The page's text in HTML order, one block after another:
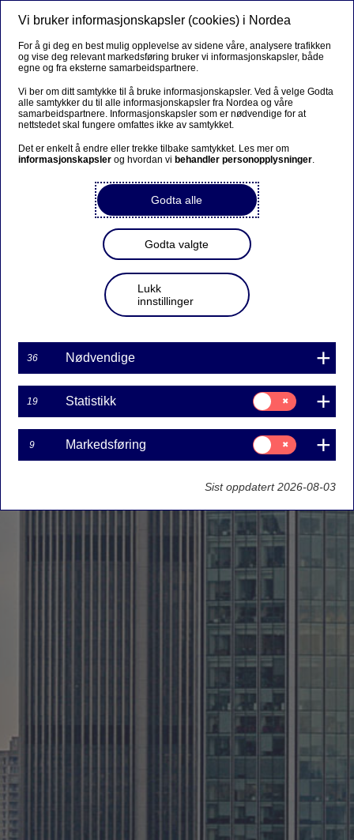
Vi bruker informasjonskapsler (cookies) i Nordea
For å gi deg en best mulig opplevelse av sidene våre, analysere trafikken
og vise deg relevant markedsføring bruker vi informasjonskapsler, både
egne og fra eksterne samarbeidspartnere.
Vi ber om ditt samtykke til å bruke informasjonskapsler. Ved å velge Godta
alle samtykker du til alle informasjonskapsler fra Nordea og våre
samarbeidspartnere. Informasjonskapsler som er nødvendige for at
nettstedet skal fungere omfattes ikke av samtykket.
Det er enkelt å endre eller trekke tilbake samtykket. Les mer om
informasjonskapsler og hvordan vi behandler personopplysninger.
Godta alle
Godta valgte
Lukk
innstillinger
36 Nødvendige
19 Statistikk
Samtykke
til:
Statistikk
9 Markedsføring
Samtykke
til:
Markedsføring
Sist oppdatert 2026-08-03